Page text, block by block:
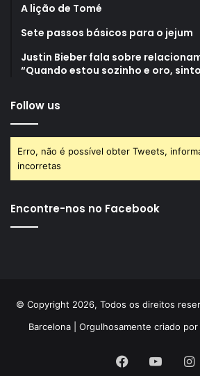
A lição de Tomé
Sete passos básicos para o jejum
Justin Bieber fala sobre
“Quando estou sozinho e oro,
Follow us
Erro, não é possível obter Tweets,
incorretas
Encontre-nos no Facebook
© Copyright 2026, Todos os direitos
Barcelona| Orgulhosamente criado por
Facebook